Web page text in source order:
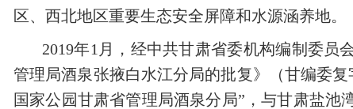
区、西北地区重要生态安全屏障和水源涵养地。
2019年1月，经中共甘肃省委机构编制委员
管理局酒泉张掖白水江分局的批复》（甘编委
国家公园甘肃省管理局酒泉分局”，与甘肃盐